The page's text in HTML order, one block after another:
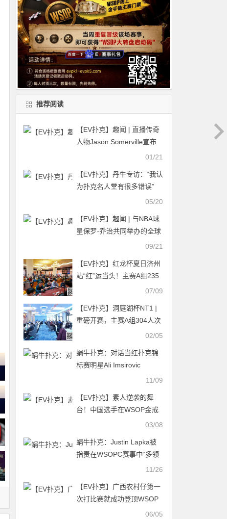
推荐阅读
【EV扑克】趣闻 | 直播传奇
人物Jason Somerville宣布
01/21
【EV扑克】丹牛专访：​“我认
为扑克名人堂有很多错误”
05/20
【EV扑克】趣闻 | 与NBA球
星保罗-乔治共同举办的全球
扑克名人挑战赛今日拉开帷
09/21
【EV扑克】红龙杯夏日济州
站“红”运当头！主赛A组235
人次参赛61人晋级！澳大利
逆袭登顶尊龙豪客赛王座！
07/09
【EV扑克】洞庭湖杯NT1 |
重磅开赛，主赛A组304人次
02/05
蜗牛扑克：对话当红扑克锦
标赛明星Ali Imsirovic
11/09
【EV扑克】素人逆袭的舞
台！中国选手在WSOP金戒
指赛斩获最高神秘赏金14W
03/08
蜗牛扑克：Justin Lapka被
指责在WSOPC赛事中“多领
11/26
【EV扑克】广西农村仔第一
次打比赛就成功登顶WSOP
06/05